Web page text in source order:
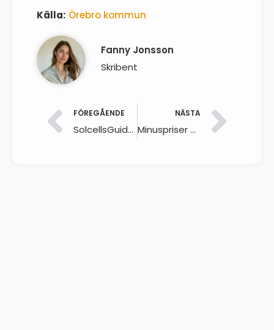
Källa: Örebro kommun
Fanny Jonsson
Skribent
FÖREGÅENDE
SolcellsGuide.se lanserar ”Solcellskalkylatorn” – Räkna ut ditt solcellspris på en minut
NÄSTA
Minuspriser på el slår hårt mot solcellsägare